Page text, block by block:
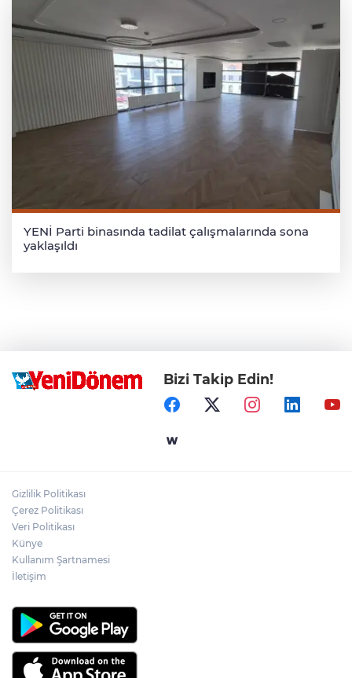
YENİ Parti binasında tadilat çalışmalarında sona
yaklaşıldı
Bizi Takip Edin!
Gizlilik Politikası
Çerez Politikası
Veri Politikası
Künye
Kullanım Şartnamesi
İletişim